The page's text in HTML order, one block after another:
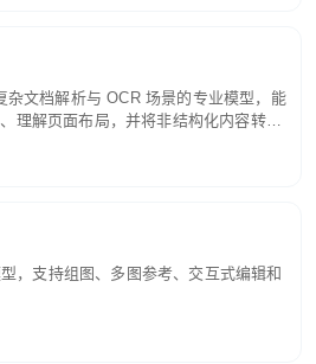
杂文档解析与 OCR 场景的专业模型，能
理解页面布局，并将非结构化内容转换
的结构化结果。
，支持组图、多图参考、交互式编辑和